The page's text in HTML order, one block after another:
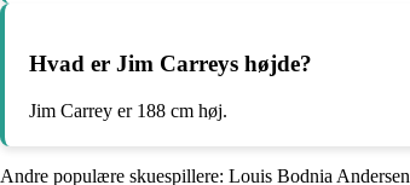
Hvad er Jim Carreys højde?
Jim Carrey er 188 cm høj.
Andre populære skuespillere: Louis Bodnia Andersen